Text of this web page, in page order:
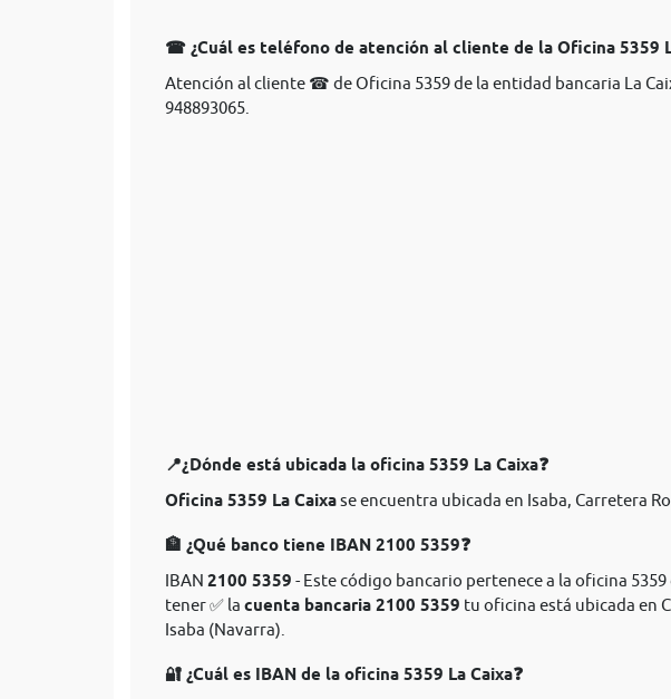
☎ ¿Cuál es teléfono de atención al cliente de la Oficina 5359
Atención al cliente ☎ de Oficina 5359 de la entidad bancaria La
948893065.
📍¿Dónde está ubicada la oficina 5359 La Caixa❓
Oficina 5359 La Caixase encuentra ubicada en Isaba, Carretera
🏦 ¿Qué banco tiene IBAN 2100 5359❓
IBAN 2100 5359 - Este código bancario pertenece a la oficina 5359
tener ✅ la cuenta bancaria 2100 5359 tu oficina está ubicada en
Isaba (Navarra).
🔐 ¿Cuál es IBAN de la oficina 5359 La Caixa❓